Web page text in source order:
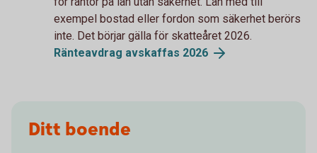
exempel bostad eller fordon som säkerhet berörs
inte. Det börjar gälla för skatteåret 2026.
Ränteavdrag avskaffas 2026
Ditt boende